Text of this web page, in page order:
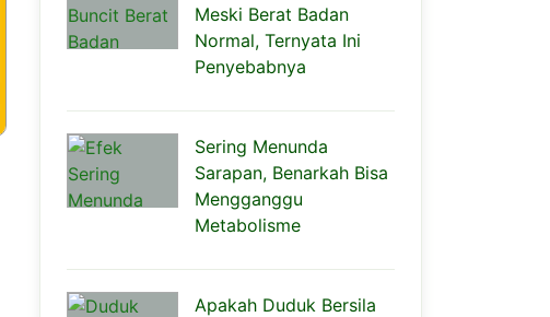
Meski Berat Badan
Normal, Ternyata Ini
Penyebabnya
Sering Menunda
Sarapan, Benarkah Bisa
Mengganggu
Metabolisme
Apakah Duduk Bersila